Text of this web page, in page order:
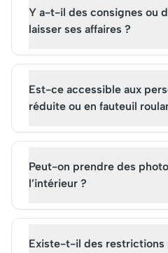
Y a-t-il des consignes ou
laisser ses affaires ?
Est-ce accessible aux
réduite ou en fauteuil
Peut-on prendre des
l’intérieur ?
Existe-t-il des restrictions